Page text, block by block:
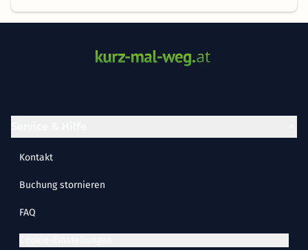
Kontakt
Buchung stornieren
FAQ